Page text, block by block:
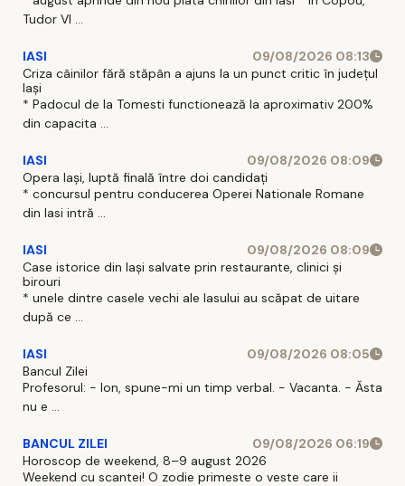
Tudor Vl ...
IASI
09/08/2026 08:13
Criza câinilor fără stăpân a ajuns la un punct critic în județul
Iași
* Padocul de la Tomesti functionează la aproximativ 200%
din capacita ...
IASI
09/08/2026 08:09
Opera Iași, luptă finală între doi candidați
* concursul pentru conducerea Operei Nationale Romane
din Iasi intră ...
IASI
09/08/2026 08:09
Case istorice din Iași salvate prin restaurante, clinici și
birouri
* unele dintre casele vechi ale Iasului au scăpat de uitare
după ce ...
IASI
09/08/2026 08:05
Bancul Zilei
Profesorul: - Ion, spune-mi un timp verbal. - Vacanta. - Ăsta
nu e ...
BANCUL ZILEI
09/08/2026 06:19
Horoscop de weekend, 8–9 august 2026
Weekend cu scantei! O zodie primeste o veste care ii